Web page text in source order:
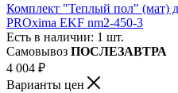
Комплект "Теплый пол" (мат)
PROxima EKF nm2-450-3
Есть в наличии: 1 шт.
Самовывоз ПОСЛЕЗАВТРА
4 004 ₽
Варианты цен